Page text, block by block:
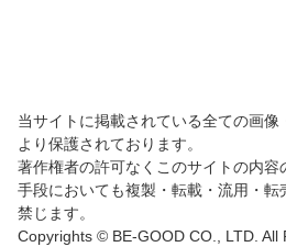
当サイトに掲載されている全ての画
より保護されております。
著作権者の許可なくこのサイトの内容
手段においても複製・転載・流用・転
禁じます。
Copyrights © BE-GOOD CO., LTD. All